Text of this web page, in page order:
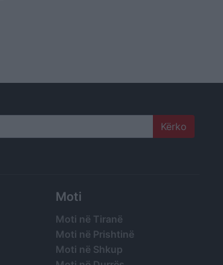
Moti
Moti në Tiranë
Moti në Prishtinë
Moti në Shkup